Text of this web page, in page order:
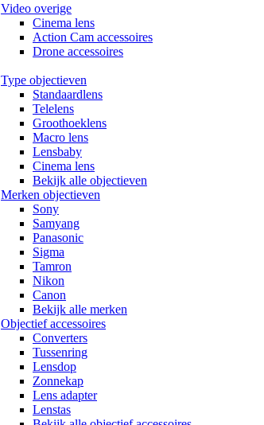
Video overige
Cinema lens
Action Cam accessoires
Drone accessoires
Type objectieven
Standaardlens
Telelens
Groothoeklens
Macro lens
Lensbaby
Cinema lens
Bekijk alle objectieven
Merken objectieven
Sony
Samyang
Panasonic
Sigma
Tamron
Nikon
Canon
Bekijk alle merken
Objectief accessoires
Converters
Tussenring
Lensdop
Zonnekap
Lens adapter
Lenstas